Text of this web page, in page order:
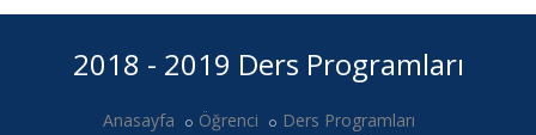
İçerik2018 - 2019 Ders Programları
Anasayfa Öğrenci
Ders Programları